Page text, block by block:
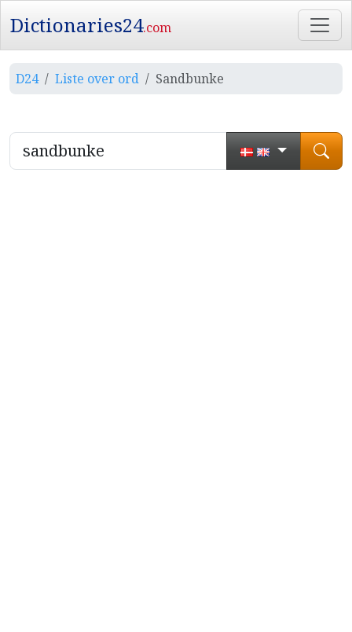
Dictionaries24.com
D24 Liste over ord Sandbunke